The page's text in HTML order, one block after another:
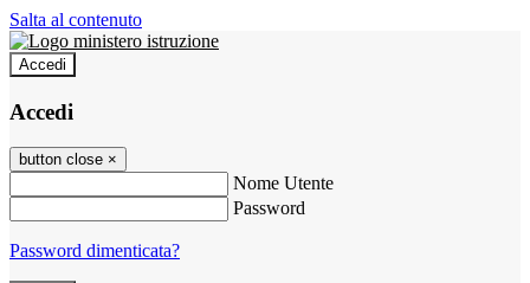
Salta al contenuto
Accedi
Accedi
button close ×
Nome Utente
Password
Password dimenticata?